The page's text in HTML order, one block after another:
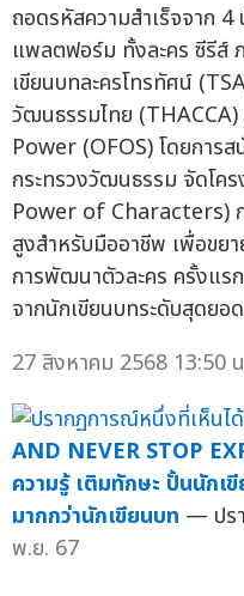
ถอดรหัสความสำเร็จจาก
แพลตฟอร์ม ทั้งละคร ซีรีส์
เขียนบทละครโทรทัศน์
วัฒนธรรมไทย
Power (OFOS) โดยการ
กระทรวงวัฒนธรรม จัดโค
Power of Characters)
สูงสำหรับมืออาชีพ เพื่อขย
การพัฒนาตัวละคร ครั้งแร
จากนักเขียนบทระดับสุดยอ
27 สิงหาคม 2568 13:50
AND NEVER STOP
ความรู้ เติมทักษะ ปั้นนักเ
มากกว่านักเขียนบท — ปร
พ.ย. 67